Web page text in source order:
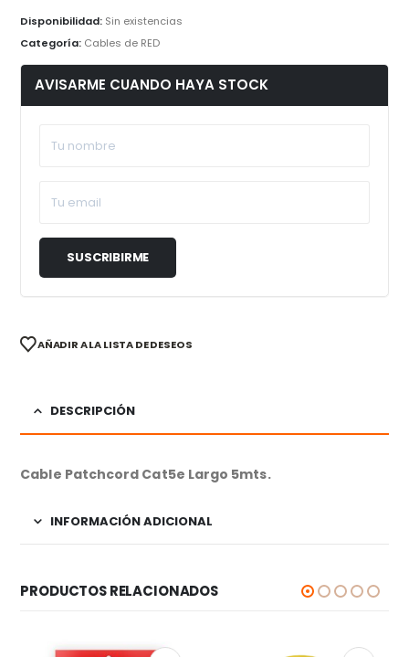
Disponibilidad: Sin existencias
Categoría: Cables de RED
AVISARME CUANDO HAYA STOCK
AÑADIR A LA LISTA DE DESEOS
DESCRIPCIÓN
Cable Patchcord Cat5e Largo 5mts.
INFORMACIÓN ADICIONAL
PRODUCTOS RELACIONADOS